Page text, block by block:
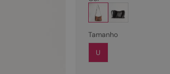
Tamanho
U